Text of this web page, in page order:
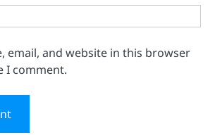
email, and website in this browser
I comment.